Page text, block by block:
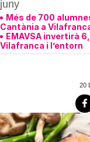
juny
Més de 700
Cantània a
EMAVSA invertirà
Vilafranca i l’entorn
20